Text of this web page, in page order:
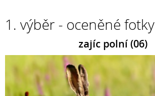
1. výběr - oceněné fotky
zajíc polní (06)